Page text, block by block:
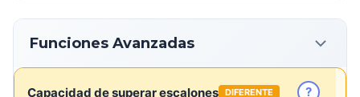
Funciones Avanzadas
Capacidad de superar escalones DIFERENTE ?